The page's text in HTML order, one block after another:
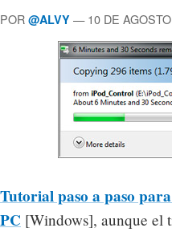
POR @ALVY — 10 DE
Tutorial paso a paso
PC [Windows], aunque el